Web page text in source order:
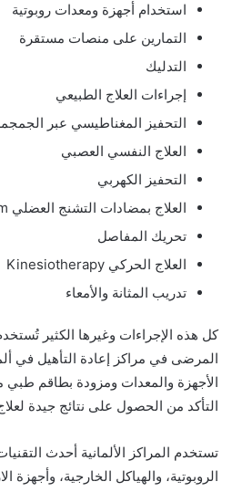
استخدام أجهزة ومعدات روبوتية
التمارين على منصات مستقرة
التدليك
إجراءات العلاج الطبيعي
التحفيز المغناطيسي عبر
العلاج النفسي العصبي
التحفيز الكهربي
العلاج بمضادات التشنج العضلي botulinum
تحريك المفاصل
العلاج الحركي Kinesiotherapy
تدريب المثانة والأمعاء
كل هذه الإجراءات وغيرها الكثير
المرضى في مراكز إعادة التأهيل في
الأجهزة والمعدات ومزودة بطاقم طبي
التأكد من الحصول على نتائج جيدة
تستخدم المراكز الألمانية أحدث
الروبوتية، والهياكل الخارجية، وأجهزة